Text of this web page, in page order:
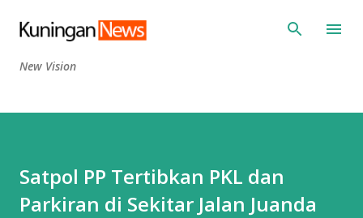
Langsung ke konten utama
New Vision
Satpol PP Tertibkan PKL dan
Parkiran di Sekitar Jalan Juanda